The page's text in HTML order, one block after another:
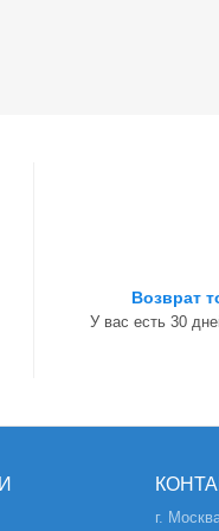
Возврат
У вас есть 30
г.